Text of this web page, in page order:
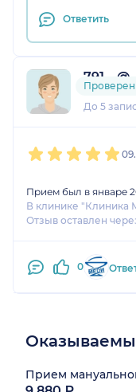
Ответить
1 оценка
До 5
Прием был в январе
В клинике
Отзыв оставлен
0
Прием